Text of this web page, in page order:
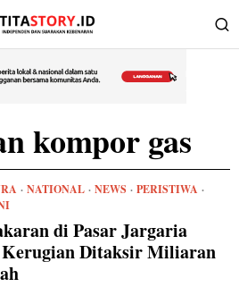
kompor gas
· NATIONAL · NEWS · PERISTIWA ·
di Pasar Jargaria
Ditaksir Miliaran